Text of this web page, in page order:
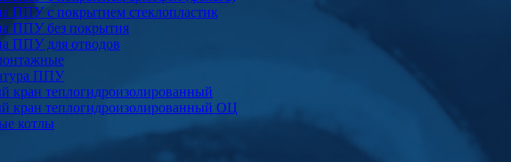
ППУ с покрытием стеклопластик
ППУ без покрытия
ППУ для отводов
ППУ
кран теплогидроизолированный
кран теплогидроизолированный ОЦ
котлы